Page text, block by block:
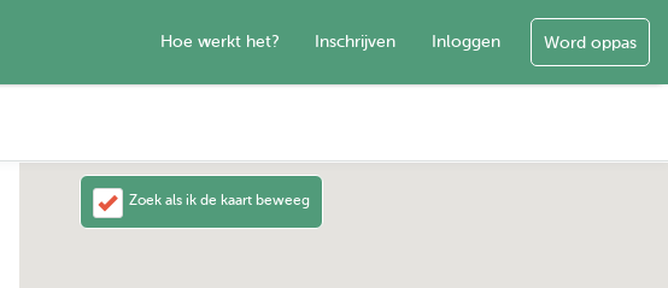
Hoe werkt het? Inschrijven Inloggen Word oppas
Zoek als ik de kaart beweeg